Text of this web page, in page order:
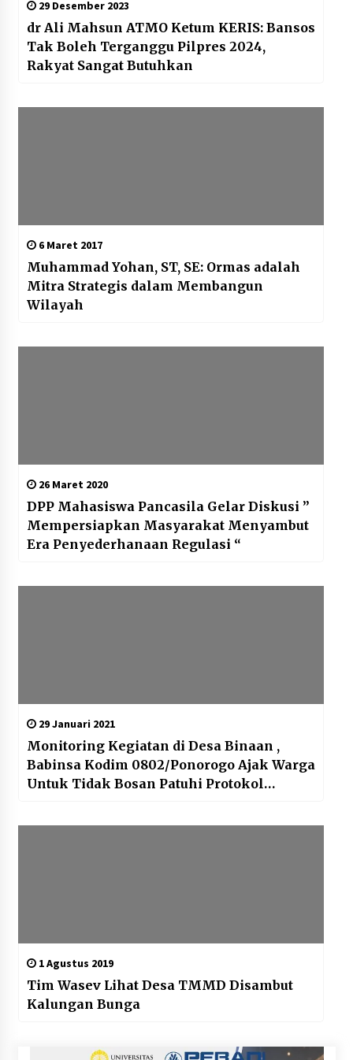
29 Desember 2023
dr Ali Mahsun ATMO Ketum KERIS: Bansos
Tak Boleh Terganggu Pilpres 2024,
Rakyat Sangat Butuhkan
6 Maret 2017
Muhammad Yohan, ST, SE: Ormas adalah
Mitra Strategis dalam Membangun
Wilayah
26 Maret 2020
DPP Mahasiswa Pancasila Gelar Diskusi ”
Mempersiapkan Masyarakat Menyambut
Era Penyederhanaan Regulasi “
29 Januari 2021
Monitoring Kegiatan di Desa Binaan ,
Babinsa Kodim 0802/Ponorogo Ajak Warga
Untuk Tidak Bosan Patuhi Protokol
1 Agustus 2019
Tim Wasev Lihat Desa TMMD Disambut
Kalungan Bunga